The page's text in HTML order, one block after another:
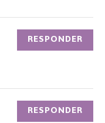
RESPONDER
RESPONDER